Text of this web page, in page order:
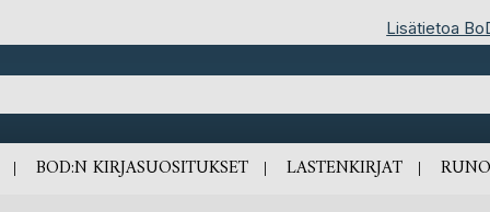
Lisätietoa
BOD:N KIRJASUOSITUKSET LASTENKIRJAT